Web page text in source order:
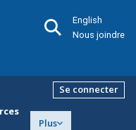
English
Nous joindre
Plus
Se connecter